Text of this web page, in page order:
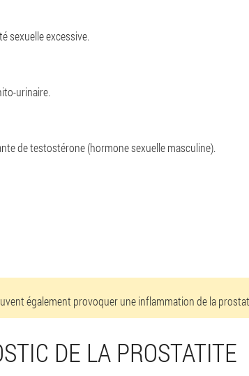
sexuelle excessive.
urinaire.
de testostérone (hormone sexuelle masculine).
également provoquer une inflammation de la
DE LA PROSTATITE